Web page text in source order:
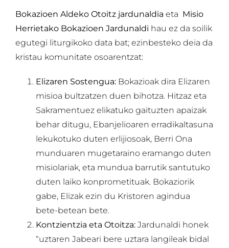
Bokazioen Aldeko Otoitz jardunaldia eta Misio
Herrietako Bokazioen Jardunaldi hau ez da soilik
egutegi liturgikoko data bat; ezinbesteko deia da
kristau komunitate osoarentzat:
Elizaren Sostengua: Bokazioak dira Elizaren
misioa bultzatzen duen bihotza. Hitzaz eta
Sakramentuez elikatuko gaituzten apaizak
behar ditugu, Ebanjelioaren erradikaltasuna
lekukotuko duten erlijiosoak, Berri Ona
munduaren mugetaraino eramango duten
misiolariak, eta mundua barrutik santutuko
duten laiko konprometituak. Bokaziorik
gabe, Elizak ezin du Kristoren agindua
bete-betean bete.
Kontzientzia eta Otoitza: Jardunaldi honek
“uztaren Jabeari bere uztara langileak bidal